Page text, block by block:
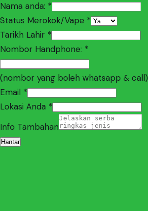
Nama anda: *
Status Merokok/Vape *
Tarikh Lahir *
Nombor Handphone: *
(nombor yang boleh whatsapp & call)
Email *
Lokasi Anda *
Project
Tarikh
adalah:
Info Tambahan
Hantar